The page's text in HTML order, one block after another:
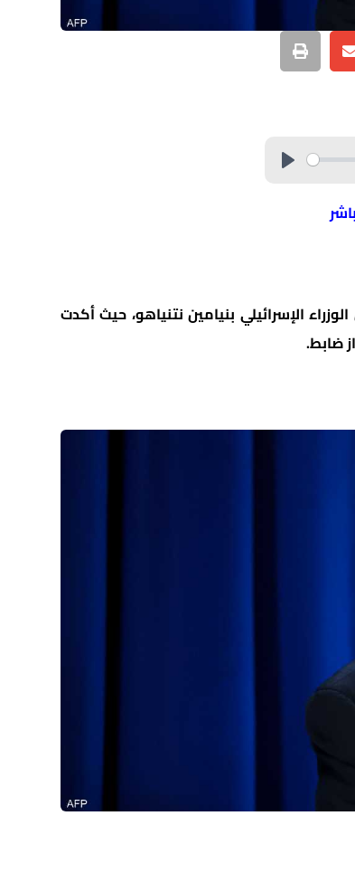
الإسرائيلي بنيامين نتنياهو، حيث أكدت
ضابط.